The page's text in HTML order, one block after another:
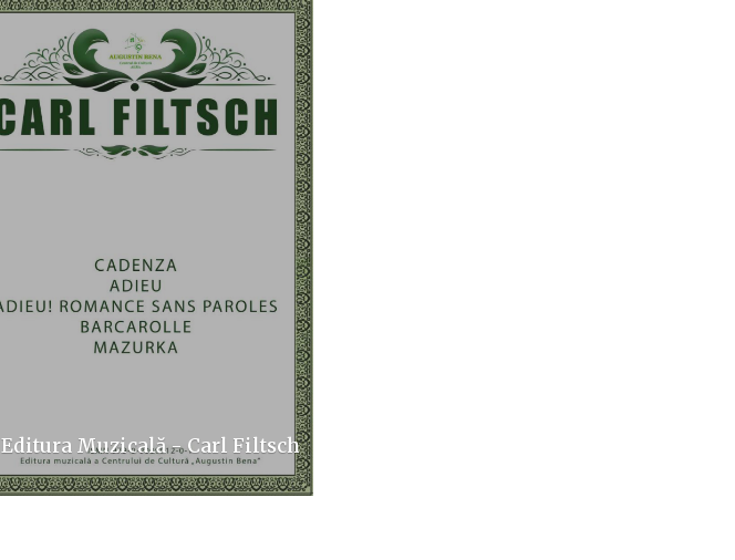
Editura Muzicală - Carl Filtsch